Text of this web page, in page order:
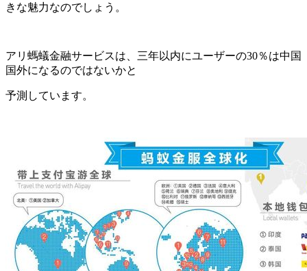
きな魅力なのでしょう。
アリ螞蟻金融サービスは、三年以内にユーザーの30％は中国
国外になるのではないかと
予測しています。